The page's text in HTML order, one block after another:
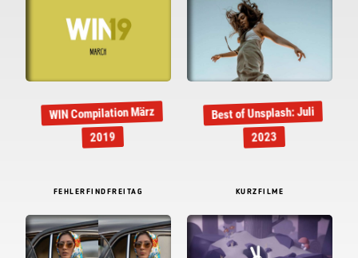
WIN Compilation März
2019
Best of Unsplash: Juli
2023
FEHLERFINDFREITAG KURZFILME